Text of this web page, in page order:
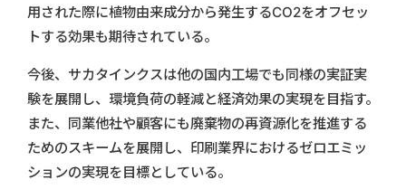
用された際に植物由来成分から発生するCO2をオフセッ
トする効果も期待されている。
今後、サカタインクスは他の国内工場でも同様の実証実
験を展開し、環境負荷の軽減と経済効果の実現を目指す。
また、同業他社や顧客にも廃棄物の再資源化を推進する
ためのスキームを展開し、印刷業界におけるゼロエミッ
ションの実現を目標としている。